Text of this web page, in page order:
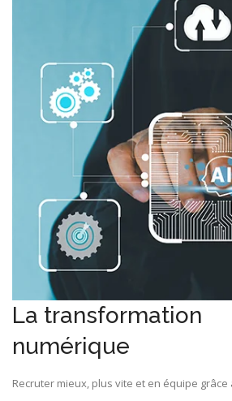
La transformation
numérique
Recruter mieux, plus vite et en équipe